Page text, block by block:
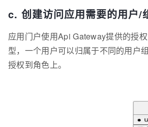
c. 创建访问应用需要的用户/
应用门户使用Api Gateway提供的授
型，一个用户可以归属于不同的用户
授权到角色上。